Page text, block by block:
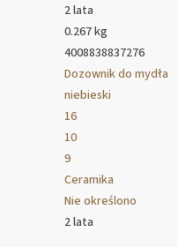
2 lata
0.267 kg
4008838837276
Dozownik do mydła
niebieski
16
10
9
Ceramika
Nie określono
2 lata